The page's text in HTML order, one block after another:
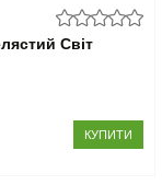
Світ
КУПИТИ